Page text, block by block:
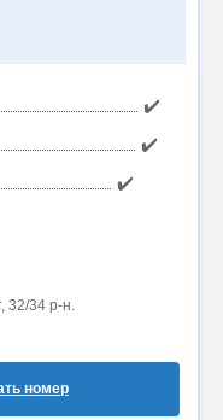
✔️
✔️
✔️
32/34 р-н.
номер